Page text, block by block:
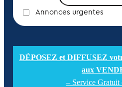
Annonces urgentes
DÉPOSEZ et DIFFUSEZ
aux
– Service Gratuit